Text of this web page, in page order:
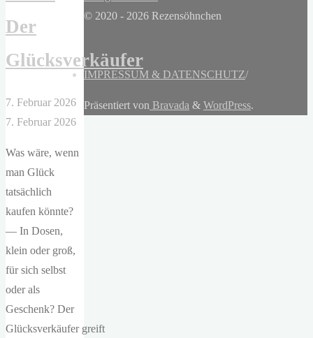
Der
Glücksverkäufer
7. Februar 2026
7. Februar 2026
Was wäre, wenn
man Glück
tatsächlich
kaufen könnte?
— In Dosen,
klein oder groß,
für sich selbst
oder als
Geschenk? Der
Glücksverkäufer greift
© 2020 - 2026 Rezensöhnchen
IMPRESSUM & DATENSCHUTZ/
Präsentiert von Bravada & WordPress.